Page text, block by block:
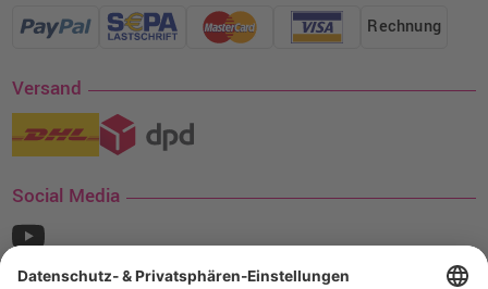
Rechnung
Versand
Social Media